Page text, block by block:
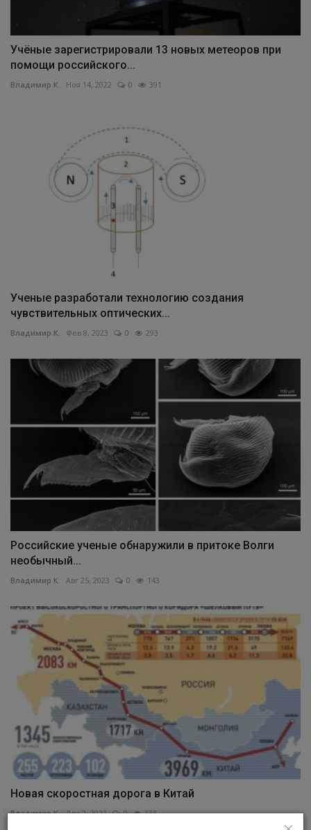
Учёные зарегистрировали 13 новых метеоров при
помощи российского...
Владимир К. Ноя 14, 2022 0 391
Ученые разработали технологию создания
чувствительных оптических...
Владимир К. Фев 8, 2023 0 293
Российские ученые обнаружили в притоке Волги
необычный...
Владимир К. Авг 25, 2023 0 143
Новая скоростная дорога в Китай
Владимир К. Дек 2, 2022 0 333